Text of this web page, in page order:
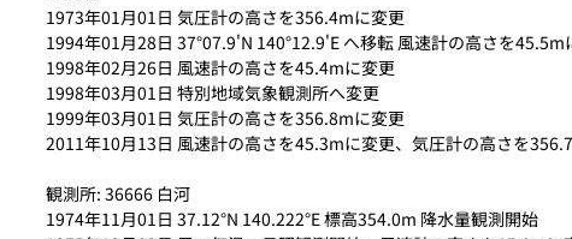
1973年01月01日 気圧計の高さを356.4mに変更
1994年01月28日 37°07.9'N 140°12.9'E へ移転 風速計の高さを
1998年02月26日 風速計の高さを45.4mに変更
1998年03月01日 特別地域気象観測所へ変更
1999年03月01日 気圧計の高さを356.8mに変更
2011年10月13日 風速計の高さを45.3mに変更、気圧計の高さを
観測所: 36666 白河
1974年11月01日 37.12°N 140.222°E 標高354.0m 降水量観測開始